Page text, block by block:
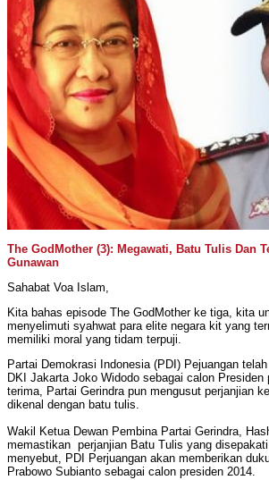
The GodMother (3): Megawati, Batu Tulis Dan
Gunawan
Sahabat Voa Islam,
Kita bahas episode The GodMother ke tiga, kita
menyelimuti syahwat para elite negara kit yang
memiliki moral yang tidam terpuji.
Partai Demokrasi Indonesia (PDI) Pejuangan
DKI Jakarta Joko Widodo sebagai calon Presiden
terima, Partai Gerindra pun mengusut perjanjian
dikenal dengan batu tulis.
Wakil Ketua Dewan Pembina Partai Gerindra,
memastikan perjanjian Batu Tulis yang
menyebut, PDI Perjuangan akan memberikan
Prabowo Subianto sebagai calon presiden 2014.